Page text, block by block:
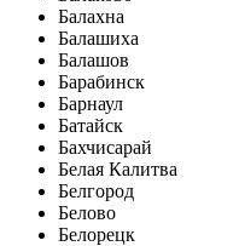
Балахна
Балашиха
Балашов
Барабинск
Барнаул
Батайск
Бахчисарай
Белая Калитва
Белгород
Белово
Белорецк